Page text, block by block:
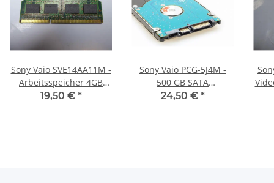
Sony Vaio SVE14AA11M -
Arbeitsspeicher 4GB
RAM Memory DDR3
19,50 € *
Sony Vaio PCG-5J4M -
500 GB SATA
HDD/Festplatte
24,50 € *